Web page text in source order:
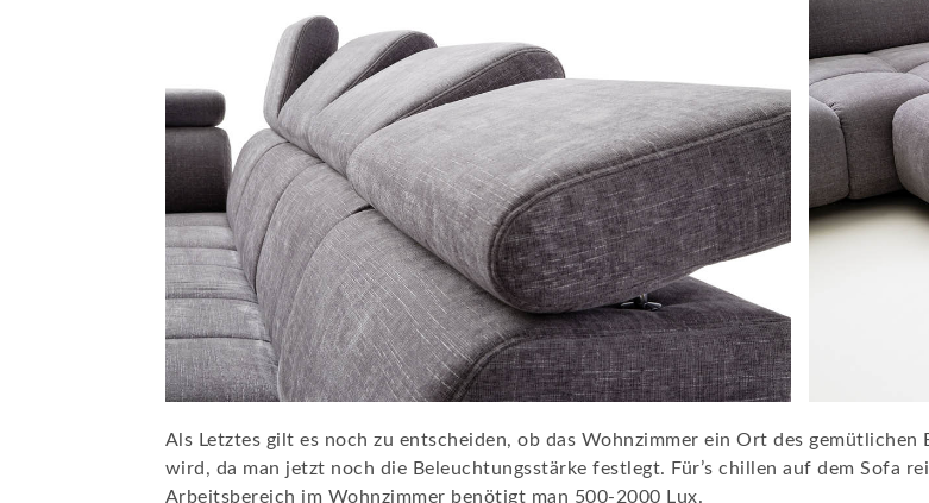
Als Letztes gilt es noch zu entscheiden, ob das Wohnzimmer ein Ort des
wird, da man jetzt noch die Beleuchtungsstärke festlegt. Für’s chillen auf dem Sofa
Arbeitsbereich im Wohnzimmer benötigt man 500-2000 Lux.